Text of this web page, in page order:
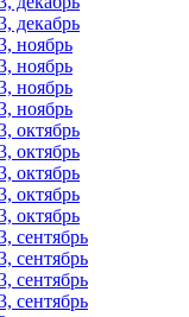
декабрь
ноябрь
ноябрь
ноябрь
ноябрь
октябрь
октябрь
октябрь
октябрь
октябрь
сентябрь
сентябрь
сентябрь
сентябрь